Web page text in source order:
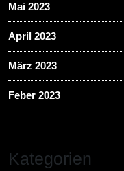
Mai 2023
April 2023
März 2023
Feber 2023
Kategorien